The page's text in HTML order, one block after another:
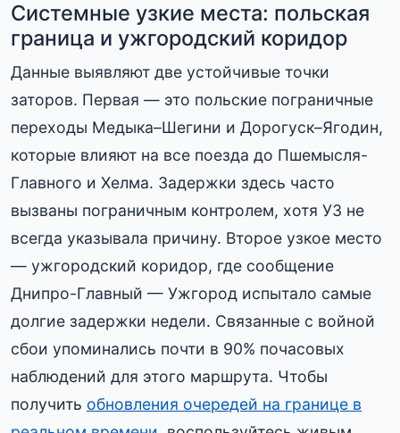
Системные узкие места: польская
граница и ужгородский коридор
Данные выявляют две устойчивые точки
заторов. Первая — это польские пограничные
переходы Медыка–Шегини и Дорогуск–Ягодин,
которые влияют на все поезда до Пшемысля-
Главного и Хелма. Задержки здесь часто
вызваны пограничным контролем, хотя УЗ не
всегда указывала причину. Второе узкое место
— ужгородский коридор, где сообщение
Днипро-Главный — Ужгород испытало самые
долгие задержки недели. Связанные с войной
сбои упоминались почти в 90% почасовых
наблюдений для этого маршрута. Чтобы
получить обновления очередей на границе в